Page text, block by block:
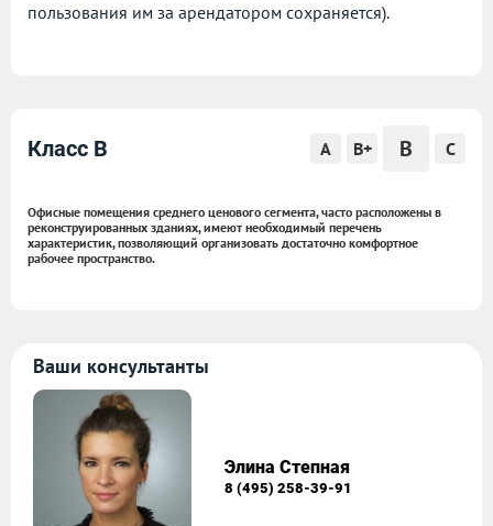
пользования им за арендатором сохраняется).
Класс B A B+ B C
Офисные помещения среднего ценового сегмента, часто расположены в
реконструированных зданиях, имеют необходимый перечень
характеристик, позволяющий организовать достаточно комфортное
рабочее пространство.
Ваши консультанты
Элина Степная
8 (495) 258-39-91